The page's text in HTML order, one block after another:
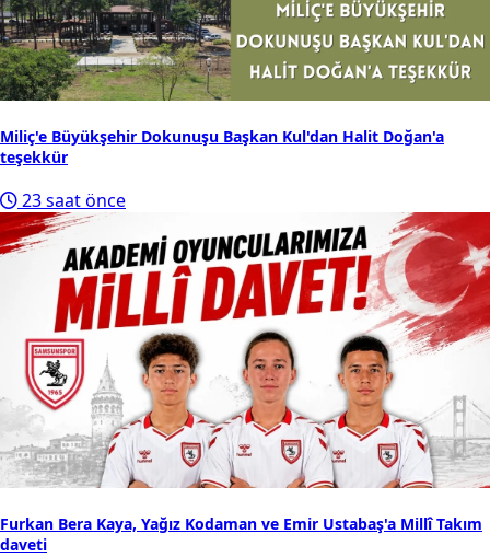
Miliç'e Büyükşehir Dokunuşu Başkan Kul'dan Halit Doğan'a
teşekkür
23 saat önce
Furkan Bera Kaya, Yağız Kodaman ve Emir Ustabaş'a Millî Takım
daveti